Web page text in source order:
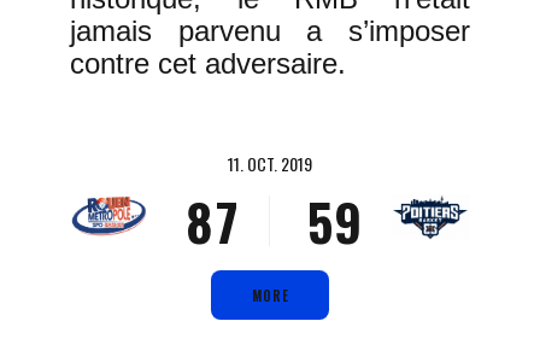
jamais parvenu a s’imposer
contre cet adversaire.
11. OCT. 2019
4
5
8
9
0
3
4
6
7
8
9
1
2
4
5
6
7
5
6
9
MORE